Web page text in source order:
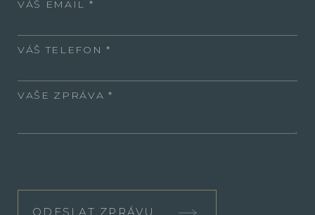
VÁŠ EMAIL
VÁŠ TELEFON
VAŠE ZPRÁVA
ODESLAT ZPRÁVU